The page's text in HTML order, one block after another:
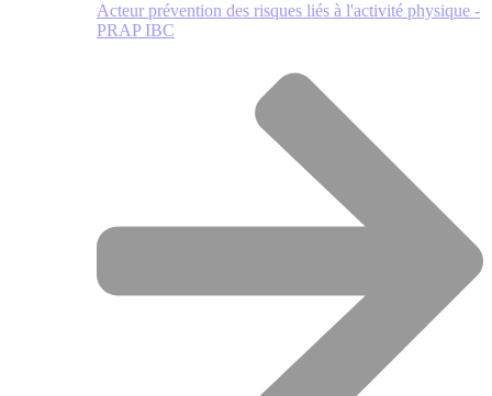
Acteur prévention des risques liés à l'activité physique -
PRAP IBC